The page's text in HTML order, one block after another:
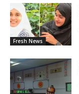
Fresh News